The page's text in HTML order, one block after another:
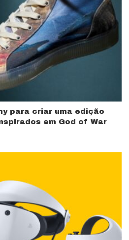
para criar uma edição
em God of War